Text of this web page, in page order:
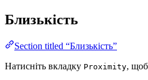
Близькість
Section titled “Близькість”
Натисніть вкладку Proximity,